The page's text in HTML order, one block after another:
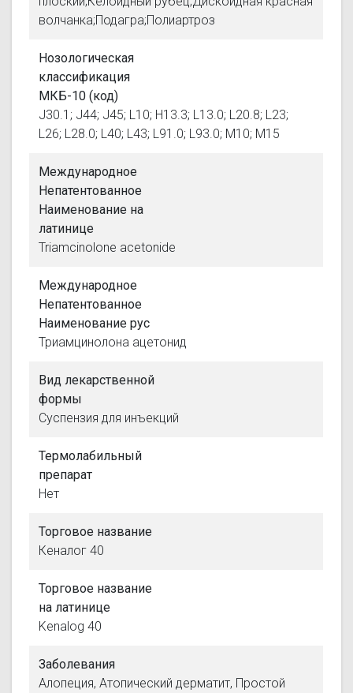
волчанка;Подагра;Полиартроз
Нозологическая
классификация
МКБ-10 (код)
J30.1; J44; J45; L10; H13.3; L13.0; L20.8; L23;
L26; L28.0; L40; L43; L91.0; L93.0; M10; M15
Международное
Непатентованное
Наименование на
латинице
Triamcinolone acetonide
Международное
Непатентованное
Наименование рус
Триамцинолона ацетонид
Вид лекарственной
формы
Суспензия для инъекций
Термолабильный
препарат
Нет
Торговое название
Кеналог 40
Торговое название
на латинице
Kenalog 40
Заболевания
Алопеция, Атопический дерматит, Простой